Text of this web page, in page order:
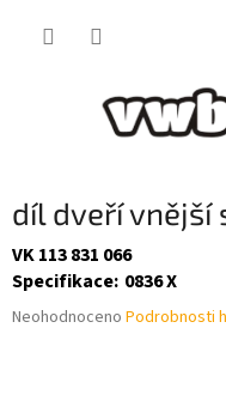
díl dveří vnější
VK 113 831 066
Specifikace: 0836 X
Průměrné
Neohodnoceno Podrobnosti